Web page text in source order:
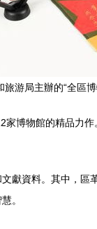
游局主辦的“全區
博物館的精品力
獻資料。其中，
。